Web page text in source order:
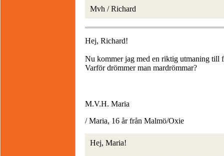
Mvh / Richard
Hej, Richard!
Nu kommer jag med en riktig utmaning till
Varför drömmer man mardrömmar?
M.V.H. Maria
/ Maria, 16 år från Malmö/Oxie
Hej, Maria!